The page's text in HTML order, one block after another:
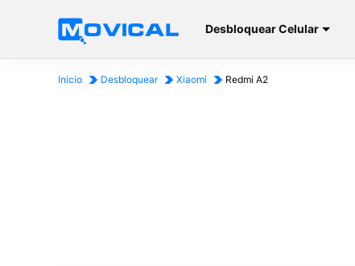
Desbloquear Celular
Inicio Desbloquear Xiaomi Redmi A2